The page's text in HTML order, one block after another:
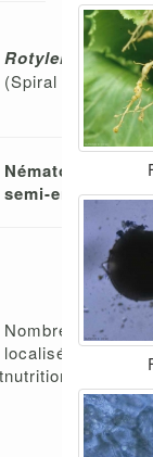
Rotylenchus
(Spiral nematode)
Nématode
semi-
Nombreuses
localisées au
nutrition de ce